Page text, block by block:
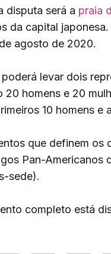
disputa será a praia
da capital
agosto de 2020.
levar dois
20 homens e 20
10 homens e
que definem os
Pan-Americanos
sede).
completo está